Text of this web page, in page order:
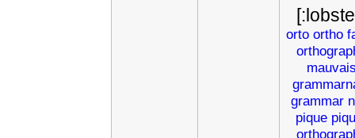
orto ortho
grammar
pique